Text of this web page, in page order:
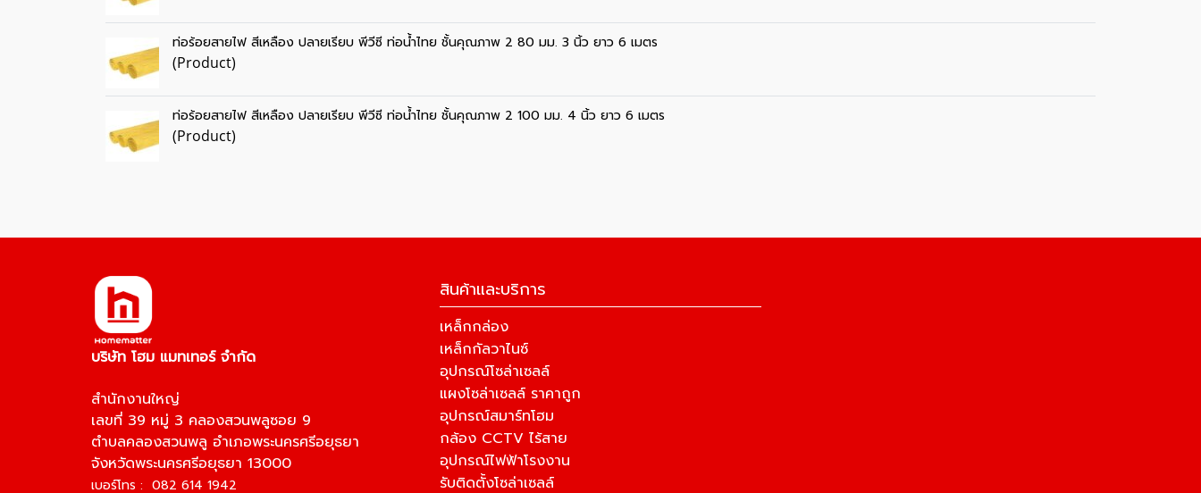
ท่อร้อยสายไฟ สีเหลือง ปลายเรียบ พีวีซี ท่อน้ำไทย ชั้นคุณภาพ 2 80 มม. 3 นิ้ว ยาว 6 เมตร
(Product)
ท่อร้อยสายไฟ สีเหลือง ปลายเรียบ พีวีซี ท่อน้ำไทย ชั้นคุณภาพ 2 100 มม. 4 นิ้ว ยาว 6 เมตร
(Product)
บริษัท โฮม แมทเทอร์ จำกัด
สำนักงานใหญ่
เลขที่ 39 หมู่ 3 คลองสวนพลูซอย 9
ตำบลคลองสวนพลู อำเภอพระนครศรีอยุธยา
จังหวัดพระนครศรีอยุธยา 13000
เบอร์โทร : 082 614 1942
สินค้าและบริการ
เหล็กกล่อง
เหล็กกัลวาไนซ์
อุปกรณ์โซล่าเซลล์
แผงโซล่าเซลล์ ราคาถูก
อุปกรณ์สมาร์ทโฮม
กล้อง CCTV ไร้สาย
อุปกรณ์ไฟฟ้าโรงงาน
รับติดตั้งโซล่าเซลล์